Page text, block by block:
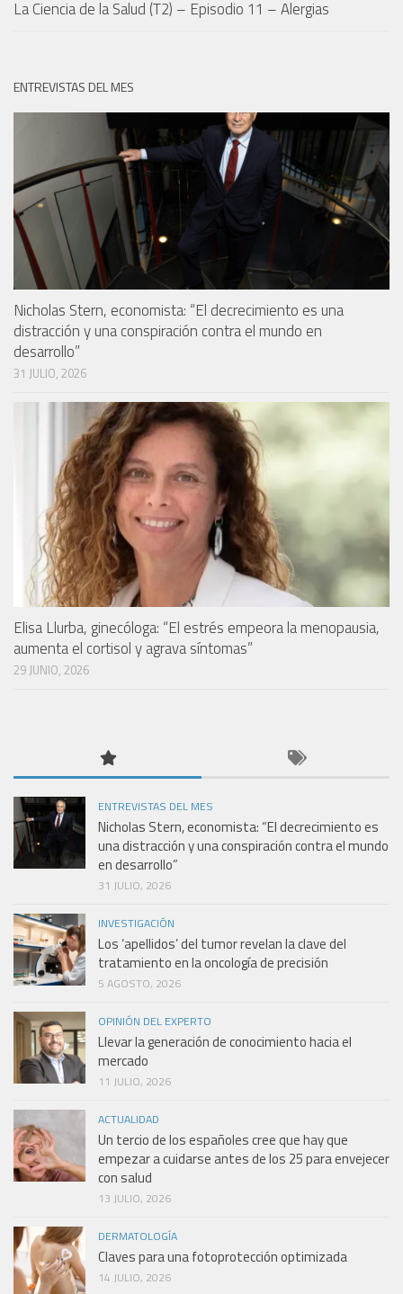
La Ciencia de la Salud (T2) – Episodio 11 – Alergias
ENTREVISTAS DEL MES
Nicholas Stern, economista: “El decrecimiento es una
distracción y una conspiración contra el mundo en
desarrollo”
31 JULIO, 2026
Elisa Llurba, ginecóloga: “El estrés empeora la menopausia,
aumenta el cortisol y agrava síntomas”
29 JUNIO, 2026
ENTREVISTAS DEL MES
Nicholas Stern, economista: “El decrecimiento es
una distracción y una conspiración contra el mundo
en desarrollo”
31 JULIO, 2026
INVESTIGACIÓN
Los ‘apellidos’ del tumor revelan la clave del
tratamiento en la oncología de precisión
5 AGOSTO, 2026
OPINIÓN DEL EXPERTO
Llevar la generación de conocimiento hacia el
mercado
11 JULIO, 2026
ACTUALIDAD
Un tercio de los españoles cree que hay que
empezar a cuidarse antes de los 25 para envejecer
con salud
13 JULIO, 2026
DERMATOLOGÍA
Claves para una fotoprotección optimizada
14 JULIO, 2026